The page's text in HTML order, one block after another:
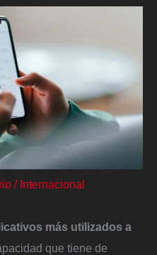
/ Internacional
más utilizados a
que tiene de